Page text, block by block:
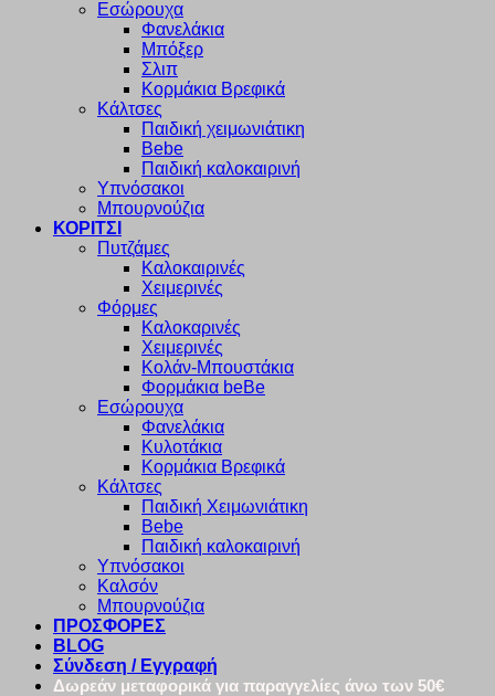
Εσώρουχα
Φανελάκια
Μπόξερ
Σλιπ
Κορμάκια Βρεφικά
Κάλτσες
Παιδική χειμωνιάτικη
Bebe
Παιδική καλοκαιρινή
Υπνόσακοι
Μπουρνούζια
ΚΟΡΙΤΣΙ
Πυτζάμες
Καλοκαιρινές
Χειμερινές
Φόρμες
Καλοκαρινές
Χειμερινές
Κολάν-Μπουστάκια
Φορμάκια beBe
Εσώρουχα
Φανελάκια
Κυλοτάκια
Κορμάκια Βρεφικά
Κάλτσες
Παιδική Χειμωνιάτικη
Bebe
Παιδική καλοκαιρινή
Υπνόσακοι
Καλσόν
Μπουρνούζια
ΠΡΟΣΦΟΡΕΣ
BLOG
Σύνδεση / Εγγραφή
Δωρεάν μεταφορικά για παραγγελίες άνω των 50€